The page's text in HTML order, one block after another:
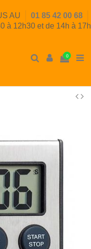
AU
01 85 42 00 68
à 12h30 et de 14h à 17h
0